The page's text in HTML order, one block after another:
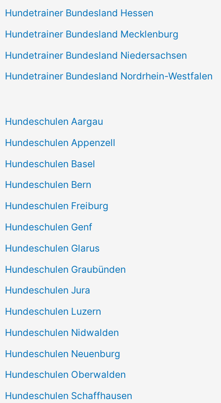
Hundetrainer Bundesland Hessen
Hundetrainer Bundesland Mecklenburg
Hundetrainer Bundesland Niedersachsen
Hundetrainer Bundesland Nordrhein-Westfalen
Hundeschulen Aargau
Hundeschulen Appenzell
Hundeschulen Basel
Hundeschulen Bern
Hundeschulen Freiburg
Hundeschulen Genf
Hundeschulen Glarus
Hundeschulen Graubünden
Hundeschulen Jura
Hundeschulen Luzern
Hundeschulen Nidwalden
Hundeschulen Neuenburg
Hundeschulen Oberwalden
Hundeschulen Schaffhausen